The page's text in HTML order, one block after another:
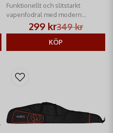
Funktionellt och slitstarkt
vapenfodral med modern
kamouflagedesign för säker
vapenförvaring.
349 kr
299 kr
KÖP